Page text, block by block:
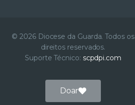
© 2026 Diocese da Guarda. Todos os
direitos reservados.
Suporte Técnico: scpdpi.com
Doar